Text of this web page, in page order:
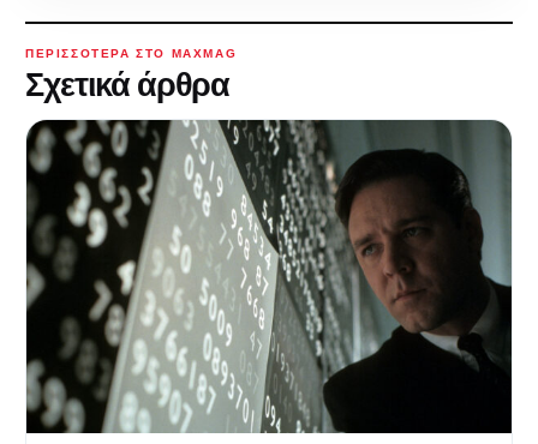
ΠΕΡΙΣΣΌΤΕΡΑ ΣΤΟ MAXMAG
Σχετικά άρθρα